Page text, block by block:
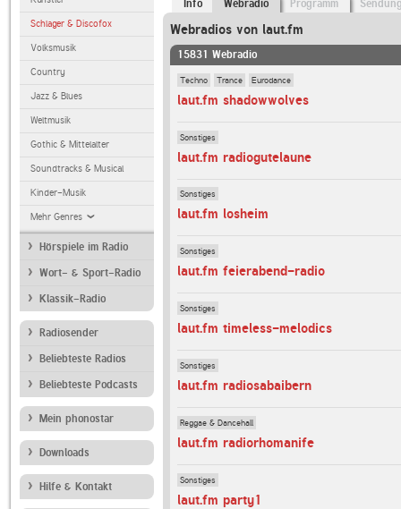
Schlager & Discofox
Volksmusik
Country
Jazz & Blues
Weltmusik
Gothic & Mittelalter
Soundtracks & Musical
Kinder-Musik
Mehr Genres
Hörspiele im Radio
Wort- & Sport-Radio
Klassik-Radio
Radiosender
Beliebteste Radios
Beliebteste Podcasts
Mein phonostar
Downloads
Hilfe & Kontakt
Info Webradio Programm
Webradios von laut.fm
15831 Webradio
Techno Trance Eurodance
laut.fm shadowwolves
Sonstiges
laut.fm radiogutelaune
Sonstiges
laut.fm losheim
Sonstiges
laut.fm feierabend-radio
Sonstiges
laut.fm timeless-melodics
Sonstiges
laut.fm radiosabaibern
Reggae & Dancehall
laut.fm radiorhomanife
Sonstiges
laut.fm party1